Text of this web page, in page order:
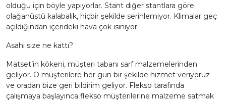
olduğu için böyle yapıyorlar. Stant diğer stantlara göre
olağanüstü kalabalık, hiçbir şekilde serinlemiyor. Klimalar geç
açıldığından içerideki hava çok ısınıyor.
Asahi size ne kattı?
Matset’in kökeni, müşteri tabanı sarf malzemelerinden
geliyor. O müşterilere her gün bir şekilde hizmet veriyoruz
ve oradan bize geri bildirim geliyor. Flekso tarafında
çalışmaya başlayınca flekso müşterilerine malzeme satmak